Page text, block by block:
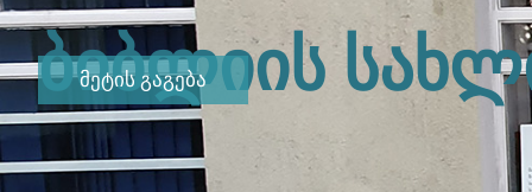
ბიბლიის
მეტის გაგება